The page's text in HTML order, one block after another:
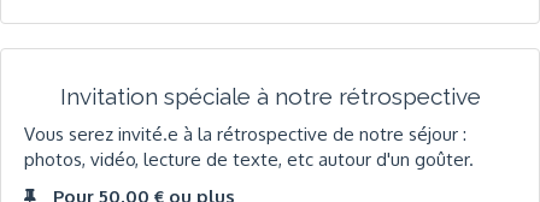
Invitation spéciale à notre rétrospective
Vous serez invité.e à la rétrospective de notre séjour :
photos, vidéo, lecture de texte, etc autour d'un goûter.
Pour 50,00 € ou plus